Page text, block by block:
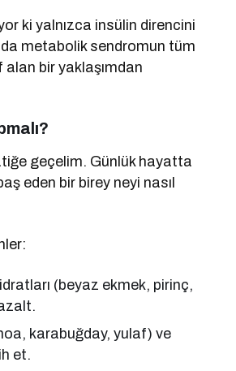
ki yalnızca insülin direncini
metabolik sendromun tüm
alan bir yaklaşımdan
geçelim. Günlük hayatta
eden bir birey neyi nasıl
(beyaz ekmek, pirinç,
karabuğday, yulaf) ve
et.